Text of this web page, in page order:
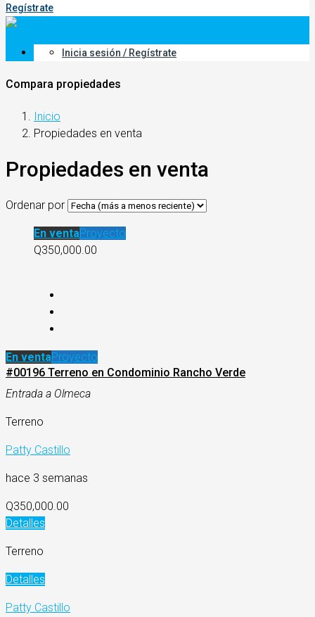
Regístrate
Inicia sesión / Regístrate
Compara propiedades
Inicio
Propiedades en venta
Propiedades en venta
Ordenar por
En ventaProyecto
Q350,000.00
En ventaProyecto
#00196 Terreno en Condominio Rancho Verde
Entrada a Olmeca
Terreno
Patty Castillo
hace 3 semanas
Q350,000.00
Detalles
Terreno
Detalles
Patty Castillo